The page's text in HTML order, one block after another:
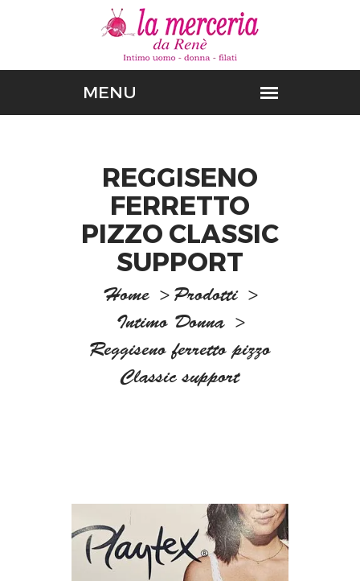
REGGISENO
FERRETTO
PIZZO CLASSIC
SUPPORT
Home > Prodotti >
Intimo Donna >
Reggiseno ferretto pizzo
Classic support